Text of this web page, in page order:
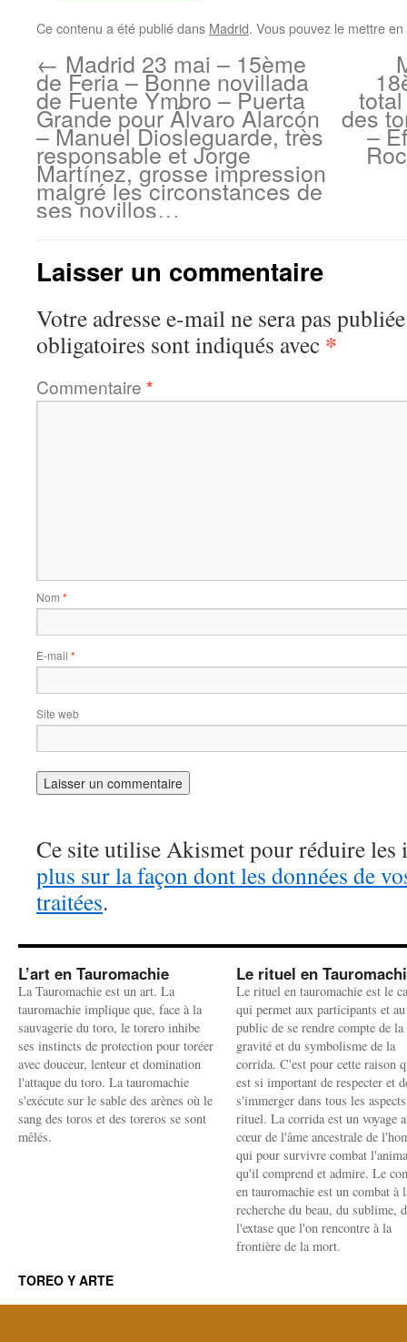
Ce contenu a été publié dans Madrid. Vous pouvez le mettre
← Madrid 23 mai – 15ème
de Feria – Bonne novillada
de Fuente Ymbro – Puerta
Grande pour Álvaro Alarcón
– Manuel Diosleguarde, très
responsable et Jorge
Martínez, grosse impression
malgré les circonstances de
ses novillos…
des
–
Laisser un commentaire
Votre adresse e-mail ne sera pas
obligatoires sont indiqués avec *
Commentaire *
Nom *
E-mail *
Site web
Ce site utilise Akismet pour réduire les
plus sur la façon dont les données de
traitées.
L’art en Tauromachie
La Tauromachie est un art. La
tauromachie implique que, face à la
sauvagerie du toro, le torero inhibe
ses instincts de protection pour toréer
avec douceur, lenteur et domination
l'attaque du toro. La tauromachie
s'exécute sur le sable des arènes où le
sang des toros et des toreros se sont
mêlés.
Le rituel en
Le rituel en tauromachie est le
qui permet aux participants et au
public de se rendre compte de la
gravité et du symbolisme de la
corrida. C'est pour cette raison
est si important de respecter et
s'immerger dans tous les
rituel. La corrida est un voyage
cœur de l'âme ancestrale de
qui pour survivre combat
qu'il comprend et admire. Le
en tauromachie est un combat à
recherche du beau, du sublime,
l'extase que l'on rencontre à la
frontière de la mort.
TOREO Y ARTE